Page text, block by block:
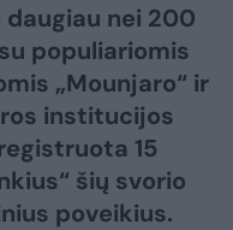
nei 200
populiariomis
„Mounjaro“ ir
institucijos
15
šių svorio
poveikius.